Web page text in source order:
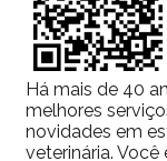
Há mais de 40
melhores
novidades em
veterinária.